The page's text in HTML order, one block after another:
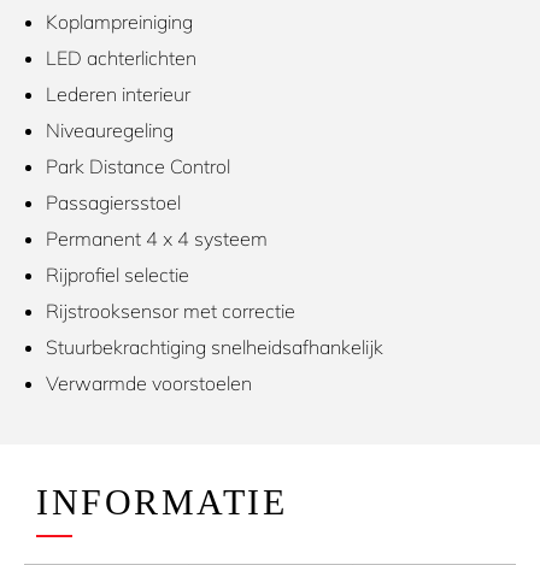
Koplampreiniging
LED achterlichten
Lederen interieur
Niveauregeling
Park Distance Control
Passagiersstoel
Permanent 4 x 4 systeem
Rijprofiel selectie
Rijstrooksensor met correctie
Stuurbekrachtiging snelheidsafhankelijk
Verwarmde voorstoelen
INFORMATIE